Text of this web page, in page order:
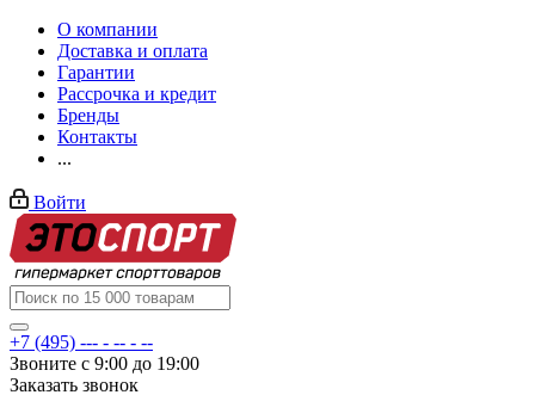
О компании
Доставка и оплата
Гарантии
Рассрочка и кредит
Бренды
Контакты
...
Войти
+7 (495) --- - -- - --
Звоните с 9:00 до 19:00
Заказать звонок